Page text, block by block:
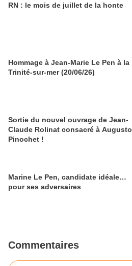
RN : le mois de juillet de la honte
Hommage à Jean-Marie Le Pen à la
Trinité-sur-mer (20/06/26)
Sortie du nouvel ouvrage de Jean-
Claude Rolinat consacré à Augusto
Pinochet !
Marine Le Pen, candidate idéale…
pour ses adversaires
Commentaires